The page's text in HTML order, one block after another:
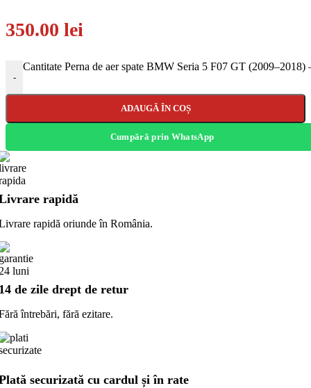
350.00 lei
-
Cantitate Perna de aer spate BMW Seria 5 F07 GT
ADAUGĂ ÎN COȘ
Cumpără prin WhatsApp
rapidă
rapidă oriunde în România.
de zile drept de retur
întrebări, fără ezitare.
securizată cu cardul și în rate